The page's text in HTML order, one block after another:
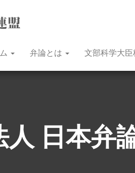
学
青
年
続く
日本
弁論とは 文部科学大
人 日本